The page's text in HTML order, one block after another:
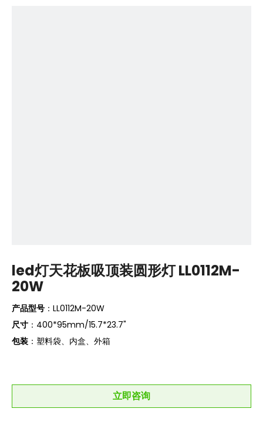
led灯天花板吸顶装圆形灯 LL0112M-
20W
产品型号 ：LL0112M-20W
尺寸 ：400*95mm/15.7*23.7"
包装 ：塑料袋、内盒、外箱
立即咨询